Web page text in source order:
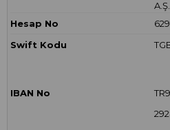
A.Ş.
Hesap No
Swift Kodu
IBAN No